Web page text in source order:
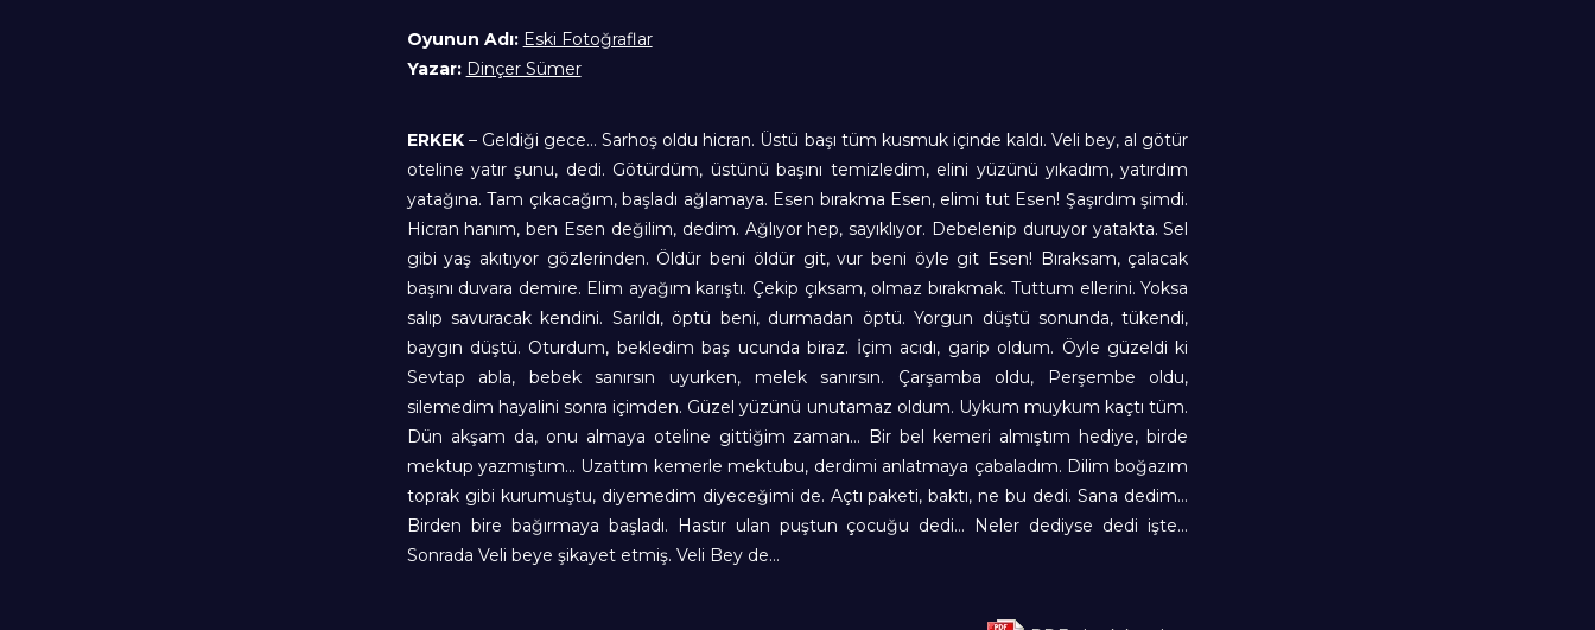
Oyunun Adı: Eski Fotoğraflar
Yazar: Dinçer Sümer
ERKEK– Geldiği gece… Sarhoş oldu hicran. Üstü başı tüm kusmuk içinde kaldı. Veli bey, al götür
oteline yatır şunu, dedi. Götürdüm, üstünü başını temizledim, elini yüzünü yıkadım, yatırdım
yatağına. Tam çıkacağım, başladı ağlamaya. Esen bırakma Esen, elimi tut Esen! Şaşırdım şimdi.
Hicran hanım, ben Esen değilim, dedim. Ağlıyor hep, sayıklıyor. Debelenip duruyor yatakta. Sel
gibi yaş akıtıyor gözlerinden. Öldür beni öldür git, vur beni öyle git Esen! Bıraksam, çalacak
başını duvara demire. Elim ayağım karıştı. Çekip çıksam, olmaz bırakmak. Tuttum ellerini. Yoksa
salıp savuracak kendini. Sarıldı, öptü beni, durmadan öptü. Yorgun düştü sonunda, tükendi,
baygın düştü. Oturdum, bekledim baş ucunda biraz. İçim acıdı, garip oldum. Öyle güzeldi ki
Sevtap abla, bebek sanırsın uyurken, melek sanırsın. Çarşamba oldu, Perşembe oldu,
silemedim hayalini sonra içimden. Güzel yüzünü unutamaz oldum. Uykum muykum kaçtı tüm.
Dün akşam da, onu almaya oteline gittiğim zaman… Bir bel kemeri almıştım hediye, birde
mektup yazmıştım… Uzattım kemerle mektubu, derdimi anlatmaya çabaladım. Dilim boğazım
toprak gibi kurumuştu, diyemedim diyeceğimi de. Açtı paketi, baktı, ne bu dedi. Sana dedim…
Birden bire bağırmaya başladı. Hastır ulan puştun çocuğu dedi… Neler dediyse dedi işte…
Sonrada Veli beye şikayet etmiş. Veli Bey de…